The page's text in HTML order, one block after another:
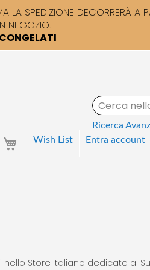
LA SPEDIZIONE DECORRERÀ A
NEGOZIO.
Ricerca
Your Cart
Wish List Entra account
nello Store Italiano dedicato al